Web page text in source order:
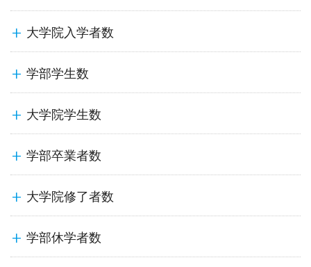
大学院入学者数
学部学生数
大学院学生数
学部卒業者数
大学院修了者数
学部休学者数